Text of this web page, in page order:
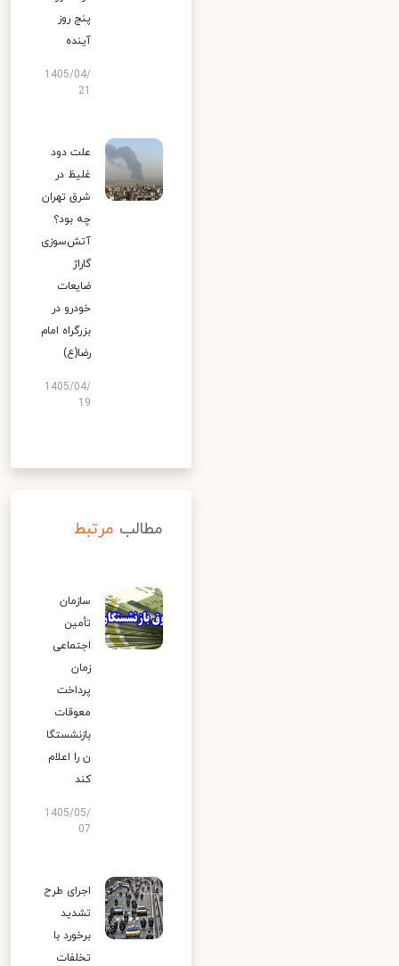
پنج روز
آینده
1405/04/
علت دود
غلیظ در
شرق تهران
چه بود؟
آتش‌سوزی
گاراژ
ضایعات
خودرو در
بزرگراه امام
رضا(ع)
1405/04/
19
مطالب مرتبط
سازمان
تأمین
اجتماعی
زمان
پرداخت
معوقات
بازنشستگا
ن را اعلام
کند
1405/05/
07
اجرای طرح
تشدید
برخورد با
تخلفات